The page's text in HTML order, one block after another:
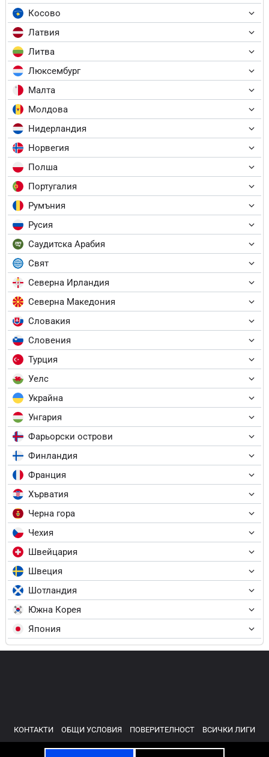
Косово
Латвия
Литва
Люксембург
Малта
Молдова
Нидерландия
Норвегия
Полша
Португалия
Румъния
Русия
Саудитска Арабия
Свят
Северна Ирландия
Северна Македония
Словакия
Словения
Турция
Уелс
Украйна
Унгария
Фарьорски острови
Финландия
Франция
Хърватия
Черна гора
Чехия
Швейцария
Швеция
Шотландия
Южна Корея
Япония
КОНТАКТИ ОБЩИ УСЛОВИЯ ПОВЕРИТЕЛНОСТ ВСИЧКИ ЛИГИ